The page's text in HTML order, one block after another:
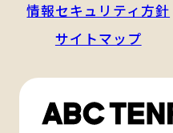
情報セキュリティ方針
サイトマップ